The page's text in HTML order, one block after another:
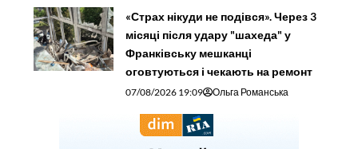
«Страх нікуди не подівся». Через 3
місяці після удару "шахеда" у
Франківську мешканці
оговтуються і чекають на ремонт
07/08/2026 19:09 Ольга Романська